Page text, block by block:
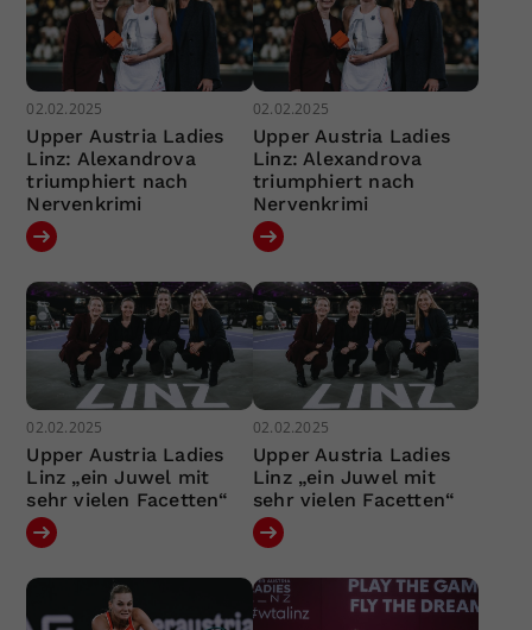
02.02.2025
Upper Austria Ladies
Linz: Alexandrova
triumphiert nach
Nervenkrimi
02.02.2025
Upper Austria Ladies
Linz: Alexandrova
triumphiert nach
Nervenkrimi
02.02.2025
Upper Austria Ladies
Linz „ein Juwel mit
sehr vielen Facetten“
02.02.2025
Upper Austria Ladies
Linz „ein Juwel mit
sehr vielen Facetten“